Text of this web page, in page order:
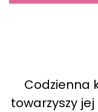
Codzienna
towarzyszy